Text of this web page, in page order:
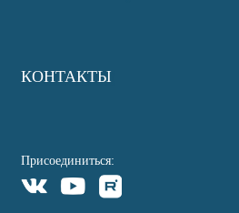
КОНТАКТЫ
Присоединиться: